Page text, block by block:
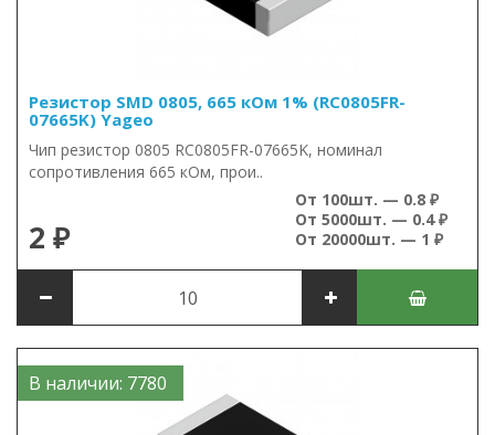
Резистор SMD 0805, 665 кОм 1% (RC0805FR-
07665K) Yageo
Чип резистор 0805 RC0805FR-07665K, номинал
сопротивления 665 кОм, прои..
2 ₽
От 100шт. — 0.8 ₽
От 5000шт. — 0.4 ₽
От 20000шт. — 1 ₽
В наличии: 7780